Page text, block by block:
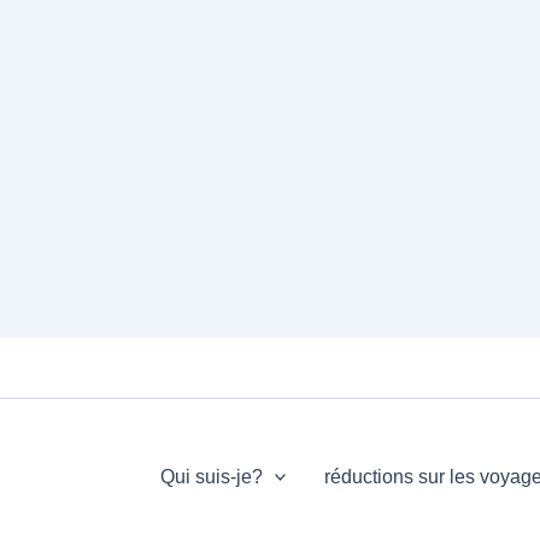
Qui suis-je? réductions sur les